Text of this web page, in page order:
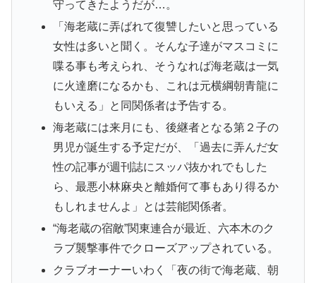
守ってきたようだが…。
「海老蔵に弄ばれて復讐したいと思っている
女性は多いと聞く。そんな子達がマスコミに
喋る事も考えられ、そうなれば海老蔵は一気
に火達磨になるかも、これは元横綱朝青龍に
もいえる」と同関係者は予告する。
海老蔵には来月にも、後継者となる第２子の
男児が誕生する予定だが、「過去に弄んだ女
性の記事が週刊誌にスッパ抜かれでもした
ら、最悪小林麻央と離婚何て事もあり得るか
もしれませんよ」とは芸能関係者。
“海老蔵の宿敵”関東連合が最近、六本木のク
ラブ襲撃事件でクローズアップされている。
クラブオーナーいわく「夜の街で海老蔵、朝